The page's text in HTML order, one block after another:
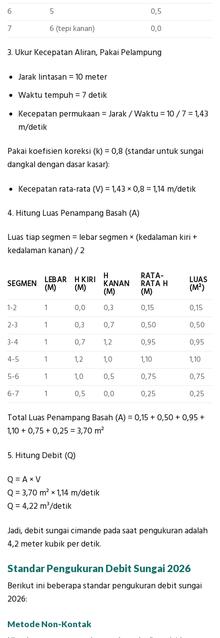
6
5
0,5
7
6 (tepi kanan) 0,0
3. Ukur Kecepatan Aliran, Pakai Pelampung
Jarak lintasan = 10 meter
Waktu tempuh = 7 detik
Kecepatan permukaan = Jarak / Waktu = 10 / 7 = 1,43
m/detik
Pakai koefisien koreksi (k) = 0,8 (standar untuk sungai
dangkal dengan dasar kasar):
Kecepatan rata-rata (V) = 1,43 × 0,8 =1,14 m/detik
4. Hitung Luas Penampang Basah (A)
Luas tiap segmen = lebar segmen × (kedalaman kiri +
kedalaman kanan) / 2
SEGMEN LEBAR
(M)
H KIRI
(M)
H
KANAN
(M)
RATA-
RATA H
(M)
LUAS
(M²)
1-2
1 0,0 0,3 0,15
0,15
2-3
1 0,3 0,7 0,50
0,50
3-4
1 0,7 1,2 0,95
0,95
4-5
1 1,2 1,0 1,10
1,10
5-6
1 1,0 0,5 0,75
0,75
6-7
1 0,5 0,0 0,25 0,25
Total Luas Penampang Basah (A) = 0,15 + 0,50 + 0,95 +
1,10 + 0,75 + 0,25 = 3,70 m²
5. Hitung Debit (Q)
Q = A × V
Q = 3,70 m² × 1,14 m/detik
Q = 4,22 m³/detik
Jadi, debit sungai cimande pada saat pengukuran adalah
4,2 meter kubik per detik.
Standar Pengukuran Debit Sungai 2026
Berikut ini beberapa standar pengukuran debit sungai
2026:
Metode Non-Kontak